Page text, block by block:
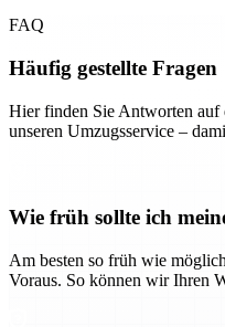
FAQ
Häufig gestellte Fragen
Hier finden Sie Antworten auf
unseren Umzugsservice –
Wie früh sollte ich
Am besten so früh wie
Voraus. So können wir Ihren